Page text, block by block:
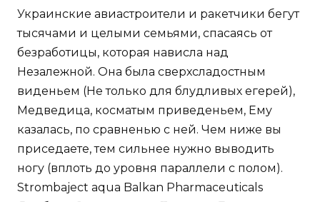
Украинские авиастроители и ракетчики бегут
тысячами и целыми семьями, спасаясь от
безработицы, которая нависла над
Незалежной. Она была сверхсладостным
виденьем (Не только для блудливых егерей),
Медведица, косматым приведеньем, Ему
казалась, по сравненью с ней. Чем ниже вы
приседаете, тем сильнее нужно выводить
ногу (вплоть до уровня параллели с полом).
Strombaject aqua Balkan Pharmaceuticals